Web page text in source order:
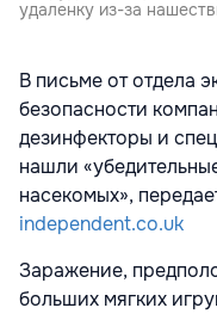
удаленку из-за
В письме от отдела
безопасности
дезинфекторы и
нашли
насекомых»,
independent.co.uk
Заражение,
больших мягких